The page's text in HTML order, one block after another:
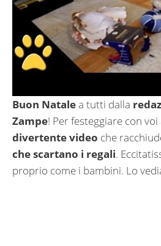
Buon Natalea tutti dalla
Zampe! Per festeggiare con
divertente video che
che scartano i regali.
proprio come i bambini. Lo